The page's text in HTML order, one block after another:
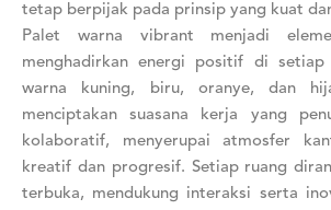
tetap berpijak pada prinsip yang kuat
Palet warna vibrant menjadi
menghadirkan energi positif di setiap
warna kuning, biru, oranye, dan
menciptakan suasana kerja yang
kolaboratif, menyerupai atmosfer
kreatif dan progresif. Setiap ruang
terbuka, mendukung interaksi serta